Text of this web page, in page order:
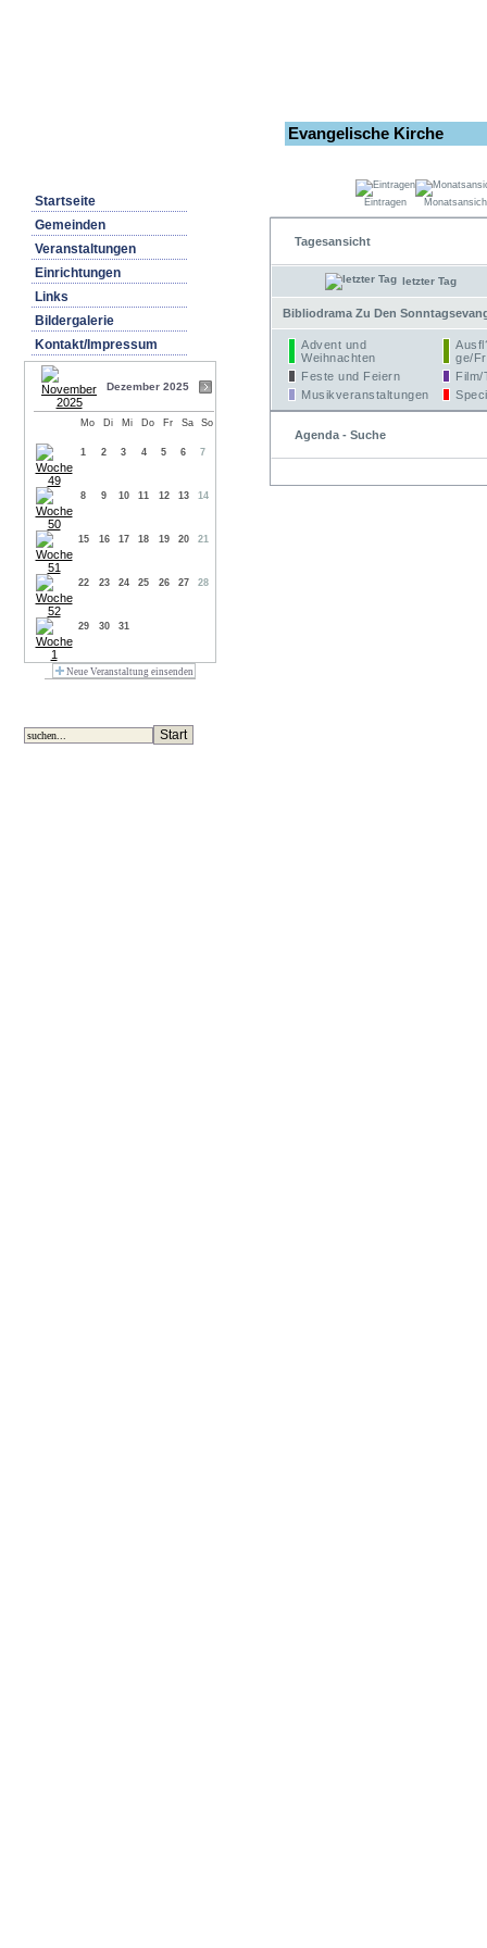
Evangelische Kirche
Startseite
Gemeinden
Veranstaltungen
Einrichtungen
Links
Bildergalerie
Kontakt/Impressum
Dezember 2025
Mo Di Mi Do Fr Sa So
1 2 3 4 5 6 7
8 9 10 11 12 13 14
15 16 17 18 19 20 21
22 23 24 25 26 27 28
29 30 31
Neue Veranstaltung einsenden
Eintragen
Tagesansicht
letzter Tag
Bibliodrama Zu Den
Advent und
Weihnachten
ge/
Feste und Feiern
Musikveranstaltungen
Agenda - Suche